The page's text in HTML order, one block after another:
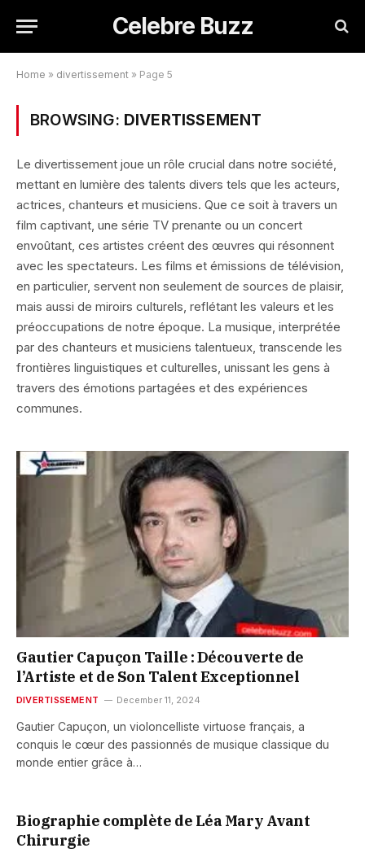
Celebre Buzz
Home » divertissement » Page 5
BROWSING: DIVERTISSEMENT
Le divertissement joue un rôle crucial dans notre société,
mettant en lumière des talents divers tels que les acteurs,
actrices, chanteurs et musiciens. Que ce soit à travers un
film captivant, une série TV prenante ou un concert
envoûtant, ces artistes créent des œuvres qui résonnent
avec les spectateurs. Les films et émissions de télévision,
en particulier, servent non seulement de sources de plaisir,
mais aussi de miroirs culturels, reflétant les valeurs et les
préoccupations de notre époque. La musique, interprétée
par des chanteurs et musiciens talentueux, transcende les
frontières linguistiques et culturelles, unissant les gens à
travers des émotions partagées et des expériences
communes.
Gautier Capuçon Taille : Découverte de
l’Artiste et de Son Talent Exceptionnel
DIVERTISSEMENT December 11, 2024
Gautier Capuçon, un violoncelliste virtuose français, a
conquis le cœur des passionnés de musique classique du
monde entier grâce à…
Biographie complète de Léa Mary Avant
Chirurgie